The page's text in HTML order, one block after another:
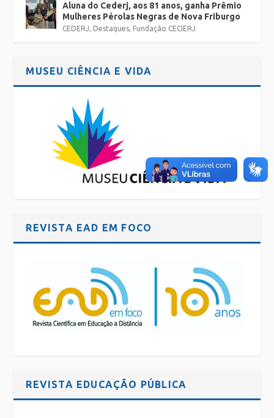
Aluna do Cederj, aos 81 anos, ganha Prêmio
Mulheres Pérolas Negras de Nova Friburgo
CEDERJ, Destaques, Fundação CECIERJ
MUSEU CIÊNCIA E VIDA
REVISTA EAD EM FOCO
REVISTA EDUCAÇÃO PÚBLICA